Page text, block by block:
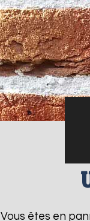
Vous êtes en